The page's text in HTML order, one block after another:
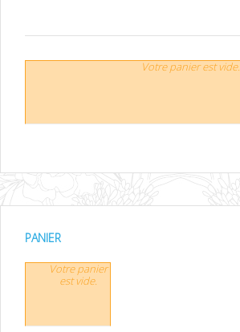
Votre panier est vide.
PANIER
Votre panier
est vide.